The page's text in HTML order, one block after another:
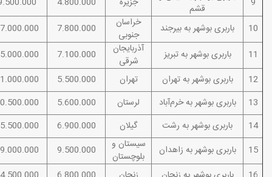
قشم
7.800.000
خراسان
جنوبی
باربری بوشهر به بیرجند
10
7.100.000
آذربایجان
شرقی
باربری بوشهر به تبریز
11
5.500.000 تهران باربری بوشهر به تهران
12
5.600.000 لرستان باربری بوشهر به خرم‌آباد
13
6.900.000 گیلان باربری بوشهر به رشت
14
9.500.000
سیستان و
بلوچستان
باربری بوشهر به زاهدان
15